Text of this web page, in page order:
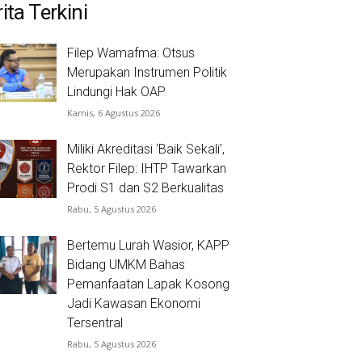
Terkini
Filep Wamafma: Otsus
Merupakan Instrumen Politik
Lindungi Hak OAP
Kamis, 6 Agustus 2026
Miliki Akreditasi ‘Baik Sekali’,
Rektor Filep: IHTP Tawarkan
Prodi S1 dan S2 Berkualitas
Rabu, 5 Agustus 2026
Bertemu Lurah Wasior, KAPP
Bidang UMKM Bahas
Pemanfaatan Lapak Kosong
Jadi Kawasan Ekonomi
Tersentral
Rabu, 5 Agustus 2026